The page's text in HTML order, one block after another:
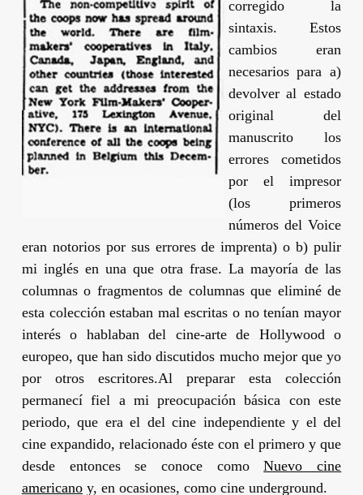
corregido la
sintaxis. Estos
cambios eran
necesarios para a)
devolver al estado
original del
manuscrito los
errores cometidos
por el impresor
(los primeros
números delVoice
eran notorios por sus errores de imprenta) o b) pulir
mi inglés en una que otra frase. La mayoría de las
columnas o fragmentos de columnas que eliminé de
esta colección estaban mal escritas o no tenían mayor
interés o hablaban del cine-arte de Hollywood o
europeo, que han sido discutidos mucho mejor que yo
por otros escritores.Al preparar esta colección
permanecí fiel a mi preocupación básica con este
periodo, que era el del cine independiente y el del
cine expandido, relacionado éste con el primero y que
desde entonces se conoce comoNuevo cine
americanoy, en ocasiones, como cine underground.